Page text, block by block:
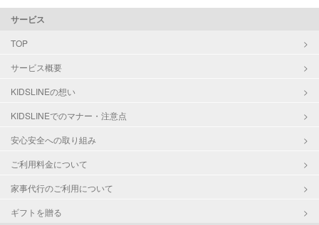
サービス
TOP
サービス概要
KIDSLINEの想い
KIDSLINEでのマナー・注意点
安心安全への取り組み
ご利用料金について
家事代行のご利用について
ギフトを贈る